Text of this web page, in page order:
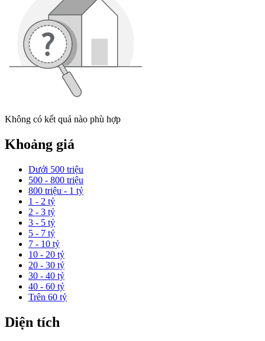
Không có kết quả nào phù hợp
Khoảng giá
Dưới 500 triệu
500 - 800 triệu
800 triệu - 1 tỷ
1 - 2 tỷ
2 - 3 tỷ
3 - 5 tỷ
5 - 7 tỷ
7 - 10 tỷ
10 - 20 tỷ
20 - 30 tỷ
30 - 40 tỷ
40 - 60 tỷ
Trên 60 tỷ
Diện tích